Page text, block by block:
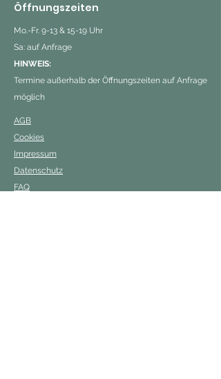
Öffnungszeiten
Mo.-Fr. 9-13 & 15-19 Uhr
Sa: auf Anfrage
HINWEIS:
Termine außerhalb der Öffnungszeiten auf Anfrage
möglich
AGB
Cookies
Impressum
Datenschutz
FAQ